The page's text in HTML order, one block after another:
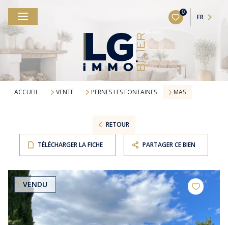
0
FR
ACCUEIL VENTE PERNES LES FONTAINES MAS
RETOUR
TÉLÉCHARGER LA FICHE PARTAGER CE BIEN
VENDU